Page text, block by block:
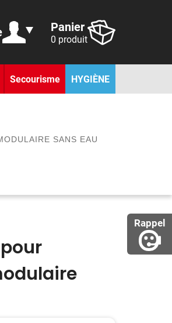
Rappel
Panier
0 produit
Secourisme HYGIÈNE
SANS EAU